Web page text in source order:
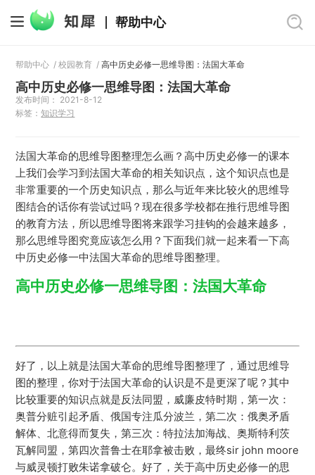
帮助中心
帮助中心 /校园教育 /高中历史必修一思维导图：法国大革命
高中历史必修一思维导图：法国大革命
发布时间： 2021-8-12
标签：知识学习
法国大革命的思维导图整理怎么画？高中历史必修一的课本
上我们会学习到法国大革命的相关知识点，这个知识点也是
非常重要的一个历史知识点，那么与近年来比较火的思维导
图结合的话你有尝试过吗？现在很多学校都在推行思维导图
的教育方法，所以思维导图将来跟学习挂钩的会越来越多，
那么思维导图究竟应该怎么用？下面我们就一起来看一下高
中历史必修一中法国大革命的思维导图整理。
高中历史必修一思维导图：法国大革命
好了，以上就是法国大革命的思维导图整理了，通过思维导
图的整理，你对于法国大革命的认识是不是更深了呢？其中
比较重要的知识点就是反法同盟，威廉皮特时期，第一次：
奥普分赃引起矛盾、俄国专注瓜分波兰，第二次：俄奥矛盾
解体、北意得而复失，第三次：特拉法加海战、奥斯特利茨
瓦解同盟，第四次普鲁士在耶拿被击败，最终sir john moore
与威灵顿打败朱诺拿破仑。好了，关于高中历史必修一的思